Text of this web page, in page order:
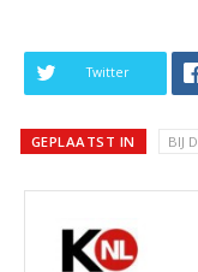
Twitter
GEPLAATST IN BIJ